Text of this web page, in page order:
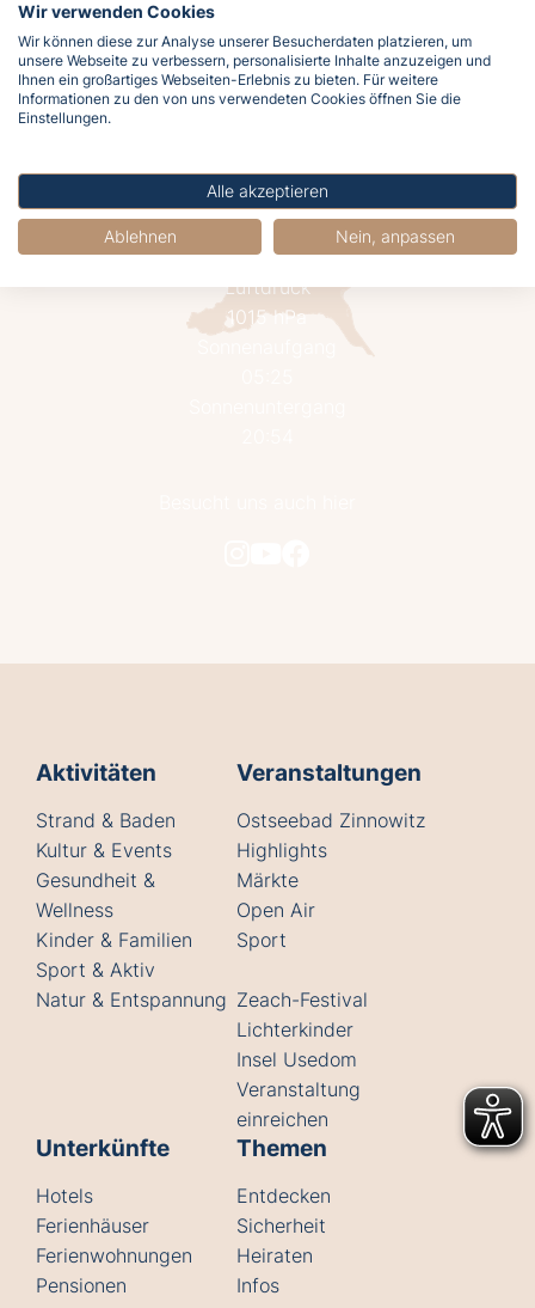
24.5°C
Wind
19.6 km/h aus West
Luftfeuchtigkeit
67%
Luftdruck
1015 hPa
Aktivitäten
Strand & Baden
Kultur & Events
Gesundheit &
Wellness
Kinder & Familien
Sport & Aktiv
Natur & Entspannung
Veranstaltungen
Ostseebad Zinnowitz
Highlights
Märkte
Open Air
Sport
Zeach-Festival
Lichterkinder
Insel Usedom
Veranstaltung
einreichen
Unterkünfte
Hotels
Ferienhäuser
Ferienwohnungen
Pensionen
Themen
Entdecken
Sicherheit
Heiraten
Infos
Wir verwenden Cookies
Wir können diese zur Analyse unserer Besucherdaten platzieren, um
unsere Webseite zu verbessern, personalisierte Inhalte anzuzeigen und
Ihnen ein großartiges Webseiten-Erlebnis zu bieten. Für weitere
Informationen zu den von uns verwendeten Cookies öffnen Sie die
Einstellungen.
Alle akzeptieren
Ablehnen Nein, anpassen